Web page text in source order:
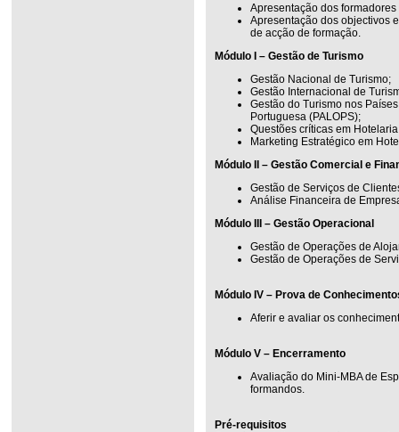
Apresentação dos
Apresentação dos objectivos
de acção de formação.
Módulo I – Gestão de Turismo
Gestão Nacional de Turismo;
Gestão Internacional de
Gestão do Turismo nos
Portuguesa (PALOPS);
Questões críticas em
Marketing Estratégico em
Módulo II – Gestão Comercial e
Gestão de Serviços de
Análise Financeira de
Módulo III – Gestão Operacional
Gestão de Operações de
Gestão de Operações de
Módulo IV – Prova de
Aferir e avaliar os
Módulo V – Encerramento
Avaliação do Mini-MBA de
formandos.
Pré-requisitos